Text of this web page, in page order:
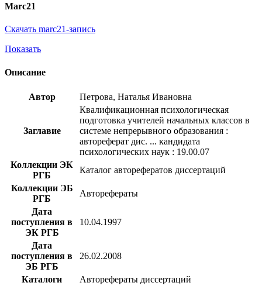
Marc21
Скачать marc21-запись
Показать
Описание
Автор Петрова, Наталья Ивановна
Заглавие
Квалификационная психологическая
подготовка учителей начальных классов в
системе непрерывного образования :
автореферат дис. ... кандидата
психологических наук : 19.00.07
Коллекции ЭК
РГБ
Каталог авторефератов диссертаций
Коллекции ЭБ
РГБ
Авторефераты
Дата
поступления в
ЭК РГБ
10.04.1997
Дата
поступления в
ЭБ РГБ
26.02.2008
Каталоги
Авторефераты диссертаций